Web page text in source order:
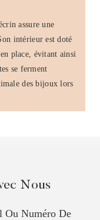
assure une
intérieur est doté
place, évitant ainsi
se ferment
des bijoux lors
Nous
Ou Numéro De